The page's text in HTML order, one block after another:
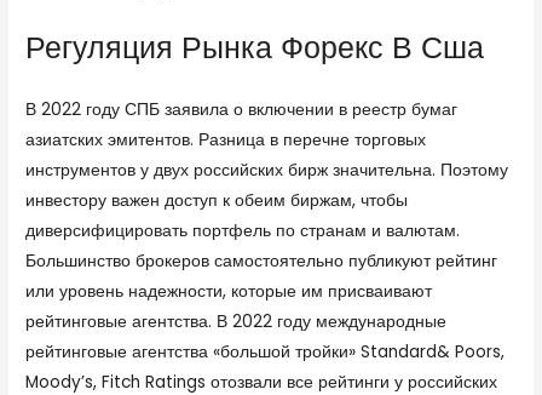
Регуляция Рынка Форекс В Сша
В 2022 году СПБ заявила о включении в реестр бумаг
азиатских эмитентов. Разница в перечне торговых
инструментов у двух российских бирж значительна. Поэтому
инвестору важен доступ к обеим биржам, чтобы
диверсифицировать портфель по странам и валютам.
Большинство брокеров самостоятельно публикуют рейтинг
или уровень надежности, которые им присваивают
рейтинговые агентства. В 2022 году международные
рейтинговые агентства «большой тройки» Standard& Poors,
Moody’s, Fitch Ratings отозвали все рейтинги у российских